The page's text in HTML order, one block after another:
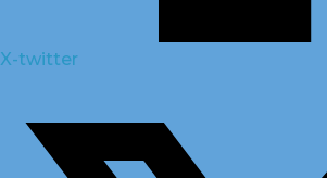
X-twitter